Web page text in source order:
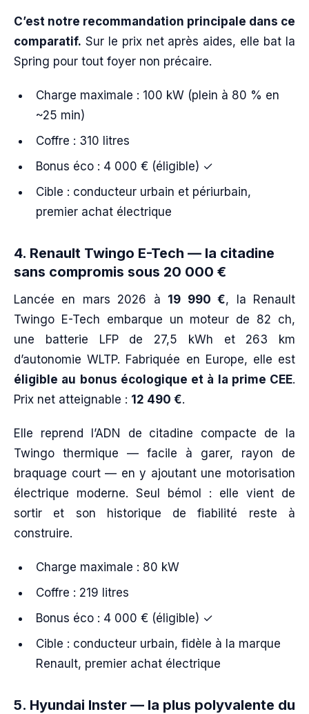
C’est notre recommandation principale dans ce
comparatif. Sur le prix net après aides, elle bat la
Spring pour tout foyer non précaire.
Charge maximale : 100 kW (plein à 80 % en
~25 min)
Coffre : 310 litres
Bonus éco : 4 000 € (éligible) ✓
Cible : conducteur urbain et périurbain,
premier achat électrique
4. Renault Twingo E-Tech — la citadine
sans compromis sous 20 000 €
Lancée en mars 2026 à 19 990 €, la Renault
Twingo E-Tech embarque un moteur de 82 ch,
une batterie LFP de 27,5 kWh et 263 km
d’autonomie WLTP. Fabriquée en Europe, elle est
éligible au bonus écologique et à la prime CEE.
Prix net atteignable : 12 490 €.
Elle reprend l’ADN de citadine compacte de la
Twingo thermique — facile à garer, rayon de
braquage court — en y ajoutant une motorisation
électrique moderne. Seul bémol : elle vient de
sortir et son historique de fiabilité reste à
construire.
Charge maximale : 80 kW
Coffre : 219 litres
Bonus éco : 4 000 € (éligible) ✓
Cible : conducteur urbain, fidèle à la marque
Renault, premier achat électrique
5. Hyundai Inster — la plus polyvalente du